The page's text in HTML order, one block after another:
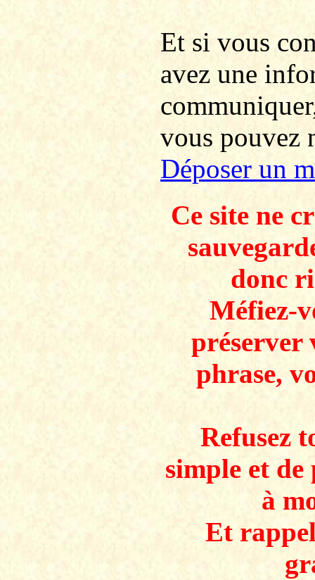
Et si vous
avez une
vous pouvez
Déposer un
Ce site ne
donc
Méfiez-
préserver
phrase,
Refusez
simple et
à
Et